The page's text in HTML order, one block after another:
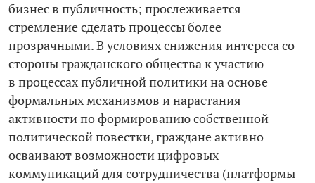
бизнес в публичность; прослеживается
стремление сделать процессы более
прозрачными. В условиях снижения интереса со
стороны гражданского общества к участию
в процессах публичной политики на основе
формальных механизмов и нарастания
активности по формированию собственной
политической повестки, граждане активно
осваивают возможности цифровых
коммуникаций для сотрудничества (платформы